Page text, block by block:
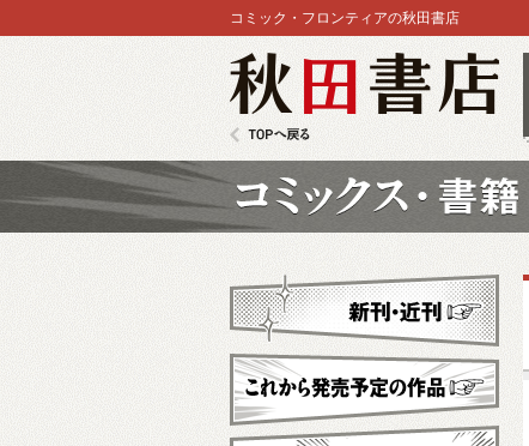
コミック・フロンティアの秋田書店
新刊・近刊
これから発売予定